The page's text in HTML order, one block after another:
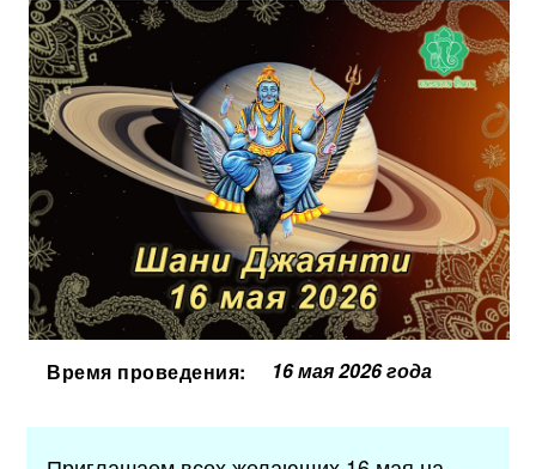
Время проведения: 16 мая 2026 года